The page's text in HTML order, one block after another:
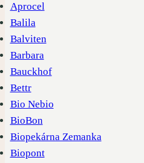
Aprocel
Balila
Balviten
Barbara
Bauckhof
Bettr
Bio Nebio
BioBon
Biopekárna Zemanka
Biopont